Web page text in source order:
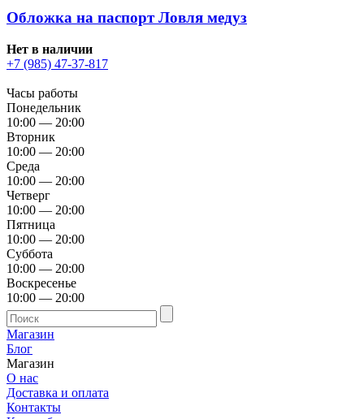
Обложка на паспорт Ловля медуз
Нет в наличии
+7 (985) 47-37-817
Часы работы
Понедельник
10:00 — 20:00
Вторник
10:00 — 20:00
Среда
10:00 — 20:00
Четверг
10:00 — 20:00
Пятница
10:00 — 20:00
Суббота
10:00 — 20:00
Воскресенье
10:00 — 20:00
Магазин
Блог
Магазин
О нас
Доставка и оплата
Контакты